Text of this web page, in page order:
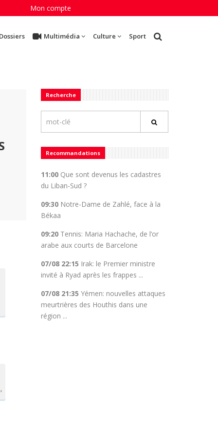
Mon compte
Multimédia Culture Sport
Recherche
Recommandations
11:00Que sont devenus les cadastres
du Liban-Sud ?
09:30Notre-Dame de Zahlé, face à la
Békaa
09:20Tennis: Maria Hachache, de l’or
arabe aux courts de Barcelone
07/08 22:15 Irak: le Premier ministre
invité à Ryad après les frappes ...
07/08 21:35 Yémen: nouvelles attaques
meurtrières des Houthis dans une
région ...